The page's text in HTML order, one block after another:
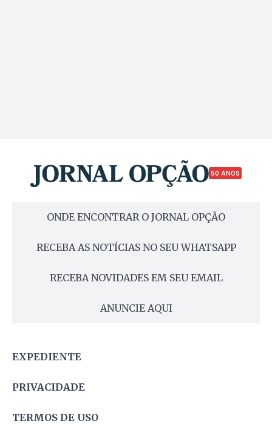
50 ANOS
ONDE ENCONTRAR O JORNAL OPÇÃO
RECEBA AS NOTÍCIAS NO SEU WHATSAPP
RECEBA NOVIDADES EM SEU EMAIL
ANUNCIE AQUI
EXPEDIENTE
PRIVACIDADE
TERMOS DE USO